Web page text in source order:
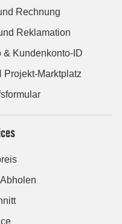
Rechnung
Reklamation
& Kundenkonto-ID
Projekt-Marktplatz